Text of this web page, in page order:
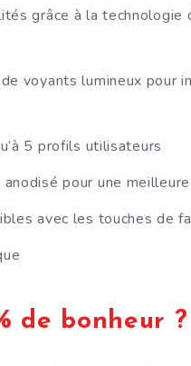
grâce à la technologie
voyants lumineux pour
5 profils utilisateurs
pour une
avec les touches de
de bonheur ?